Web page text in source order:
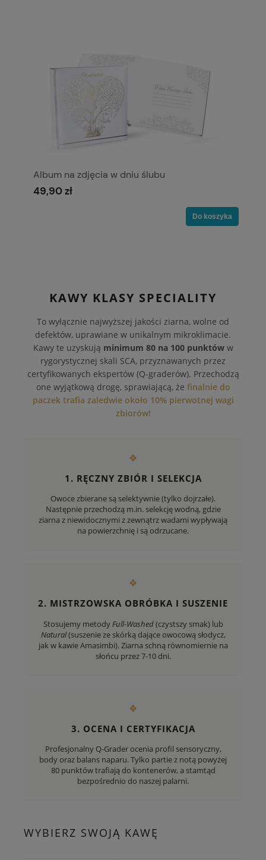
Album na zdjęcia w dniu ślubu
49,90 zł
Do koszyka
KAWY KLASY SPECIALITY
To wyłącznie najwyższej jakości ziarna, wolne od
defektów, uprawiane w unikalnym mikroklimacie.
Kawy te uzyskują minimum 80 na 100 punktóww
rygorystycznej skali SCA, przyznawanych przez
certyfikowanych ekspertów (Q-graderów). Przechodzą
one wyjątkową drogę, sprawiającą, że finalnie do
paczek trafia zaledwie około 10% pierwotnej wagi
zbiorów!
❖
1. RĘCZNY ZBIÓR I SELEKCJA
Owoce zbierane są selektywnie (tylko dojrzałe).
Następnie przechodzą m.in. selekcję wodną, gdzie
ziarna z niewidocznymi z zewnątrz wadami wypływają
na powierzchnię i są odrzucane.
❖
2. MISTRZOWSKA OBRÓBKA I SUSZENIE
Stosujemy metodyFull-Washed(czystszy smak) lub
Natural(suszenie ze skórką dające owocową słodycz,
jak w kawie Amasimbi). Ziarna schną równomiernie na
słońcu przez 7-10 dni.
❖
3. OCENA I CERTYFIKACJA
Profesjonalny Q-Grader ocenia profil sensoryczny,
body oraz balans naparu. Tylko partie z notą powyżej
80 punktów trafiają do kontenerów, a stamtąd
bezpośrednio do naszej palarni.
WYBIERZ SWOJĄ KAWĘ